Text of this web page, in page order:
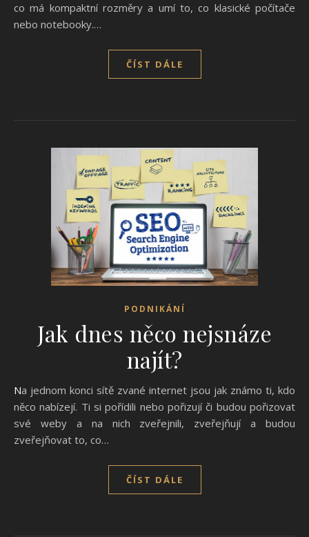
co má kompaktní rozměry a umí to, co klasické počítače
nebo notebooky.…
ČÍST DÁLE
PODNIKÁNÍ
Jak dnes něco nejsnáze
najít?
Na jednom konci sítě zvané internet jsou jak známo ti, kdo
něco nabízejí. Ti si pořídili nebo pořizují či budou pořizovat
své weby a na nich zveřejnili, zveřejňují a budou
zveřejňovat to, co…
ČÍST DÁLE